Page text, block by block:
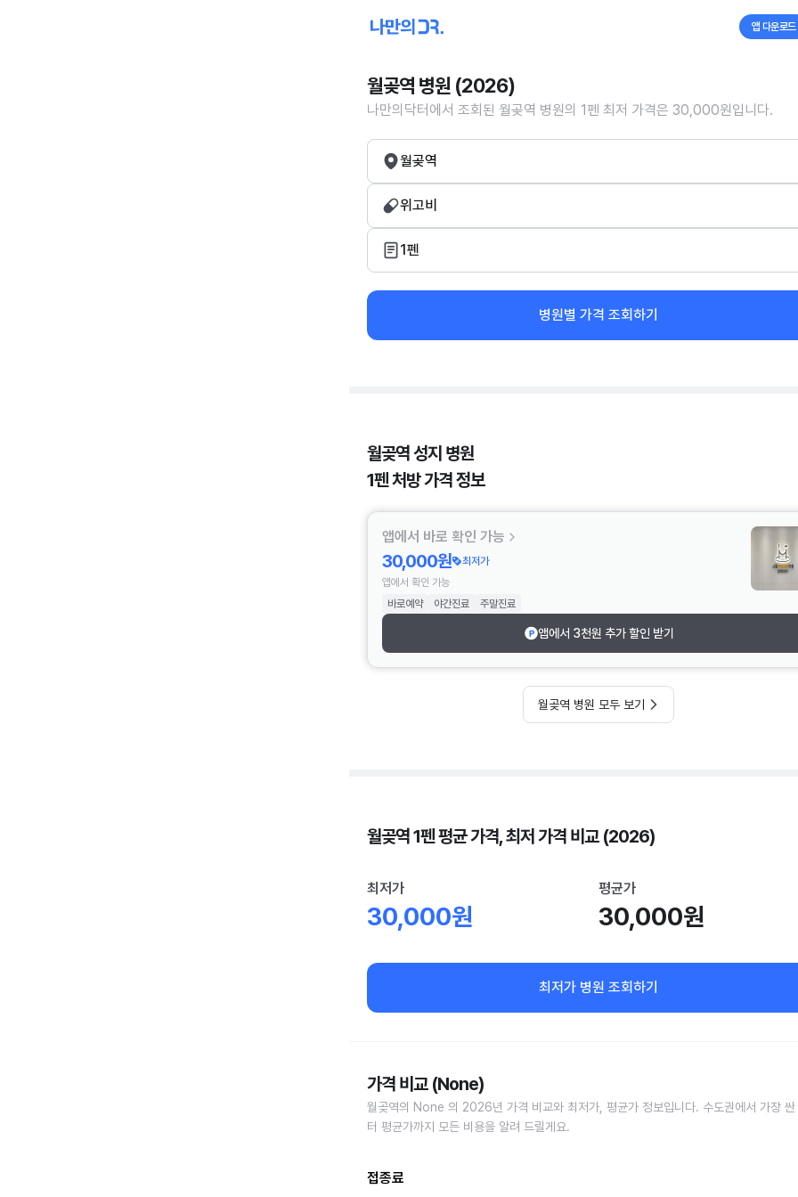
앱 다운로드
월곶역 병원 (2026)
나만의닥터에서 조회된 월곶역 병원의 1펜 최저 가격은 30,000원입니다.
월곶역
위고비
1펜
병원별 가격 조회하기
월곶역 성지 병원
1펜 처방 가격 정보
앱에서 바로 확인 가능
30,000원
최저가
앱에서 확인 가능
바로예약
야간진료 주말진료
앱에서 3천원 추가 할인 받기
월곶역 병원 모두 보기
월곶역 1펜 평균 가격, 최저 가격 비교 (2026)
최저가
30,000원
평균가
30,000원
최저가 병원 조회하기
가격 비교 (None)
월곶역의 None 의 2026년 가격 비교와 최저가, 평균가 정보입니다. 수도권에서 가장 싼
터 평균가까지 모든 비용을 알려 드릴게요.
접종료